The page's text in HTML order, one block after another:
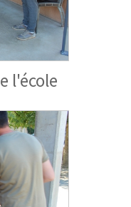
l'école